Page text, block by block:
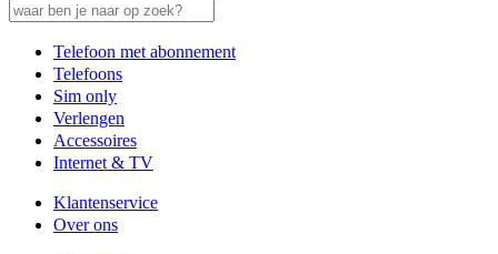
Telefoon met abonnement
Telefoons
Sim only
Verlengen
Accessoires
Internet & TV
Klantenservice
Over ons